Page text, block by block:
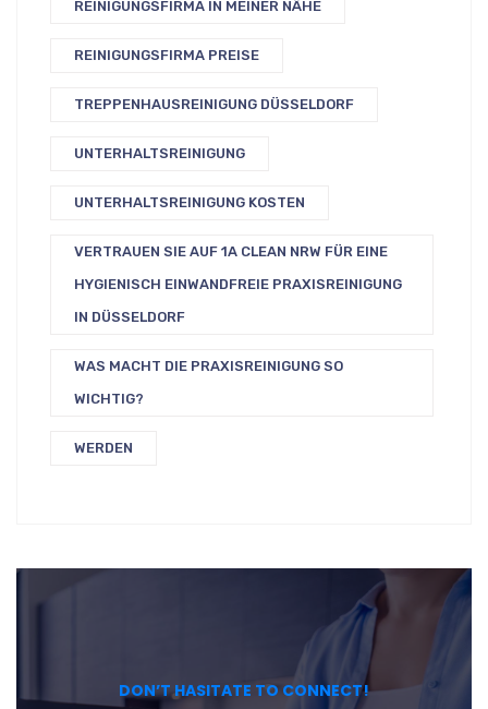
REINIGUNGSFIRMA IN MEINER NÄHE
REINIGUNGSFIRMA PREISE
TREPPENHAUSREINIGUNG DÜSSELDORF
UNTERHALTSREINIGUNG
UNTERHALTSREINIGUNG KOSTEN
VERTRAUEN SIE AUF 1A CLEAN NRW FÜR EINE
HYGIENISCH EINWANDFREIE PRAXISREINIGUNG
IN DÜSSELDORF
WAS MACHT DIE PRAXISREINIGUNG SO
WICHTIG?
WERDEN
DON’T HASITATE TO CONNECT!